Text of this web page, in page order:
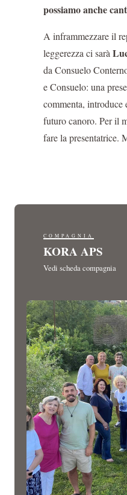
possiamo anche
A inframmezzare il
leggerezza ci sarà
da Consuelo
e Consuelo: una
commenta,
futuro canoro. Per il
fare la presentatrice.
COMPAGNIA
KORA APS
Vedi scheda compagnia